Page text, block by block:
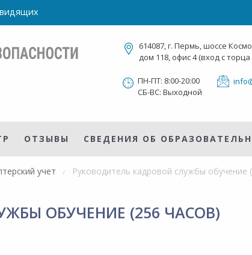
614087, г. Пермь, шоссе
дом 118, офис 4 (вход с
ПН-ПТ: 8:00-20:00
СБ-ВС: Выходной
ОТЗЫВЫ СВЕДЕНИЯ ОБ
учет Руководитель кадровой службы обучение
ОБУЧЕНИЕ (256 ЧАСОВ)